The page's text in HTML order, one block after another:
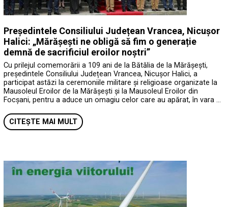
Președintele Consiliului Județean Vrancea, Nicușor
Halici: „Mărășești ne obligă să fim o generație
demnă de sacrificiul eroilor noștri”
Cu prilejul comemorării a 109 ani de la Bătălia de la Mărășești,
președintele Consiliului Județean Vrancea, Nicușor Halici, a
participat astăzi la ceremoniile militare și religioase organizate la
Mausoleul Eroilor de la Mărășești și la Mausoleul Eroilor din
Focșani, pentru a aduce un omagiu celor care au apărat, în vara …
CITEȘTE MAI MULT